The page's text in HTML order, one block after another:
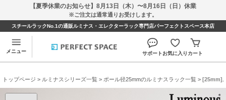
【夏季休業のお知らせ】8月13日（木）〜8月16日（日）休業
※ご注文は通常通りお受けします。
スチールラックNo.1の通販ルミナス・エレクターラック専門店パーフェクトスペース本店
メニュー サポートお気に入り カート
トップページ > ルミナスシリーズ一覧 > ポール径25mmのルミナスラック一覧 > [25mm]